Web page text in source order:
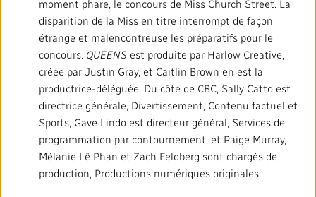
moment phare, le concours de Miss Church Street. La
disparition de la Miss en titre interrompt de façon
étrange et malencontreuse les préparatifs pour le
concours. QUEENS est produite par Harlow Creative,
créée par Justin Gray, et Caitlin Brown en est la
productrice-déléguée. Du côté de CBC, Sally Catto est
directrice générale, Divertissement, Contenu factuel et
Sports, Gave Lindo est directeur général, Services de
programmation par contournement, et Paige Murray,
Mélanie Lê Phan et Zach Feldberg sont chargés de
production, Productions numériques originales.